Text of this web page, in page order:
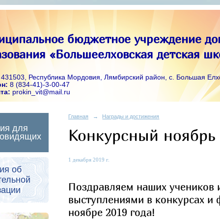
бюджетное учреждение
«Большеелховская детская
431503, Республика Мордовия, Лямбирский район, с. Большая
8 (834-41)-3-00-47
prokin_vit@mail.ru
для
об
Главная → Награды и достижения
Конкурсный ноябрь
1 декабря 2019 г.
Поздравляем наших учеников
выступлениями в конкурсах
ноябре 2019 года!